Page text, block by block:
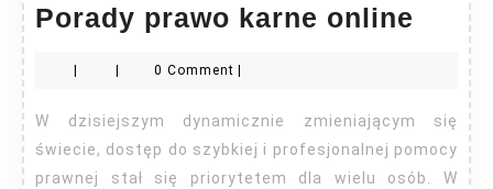
Porady prawo karne online
karne
0 Comment
W dzisiejszym dynamicznie zmieniającym się
świecie, dostęp do szybkiej i profesjonalnej pomocy
prawnej stał się priorytetem dla wielu osób. W